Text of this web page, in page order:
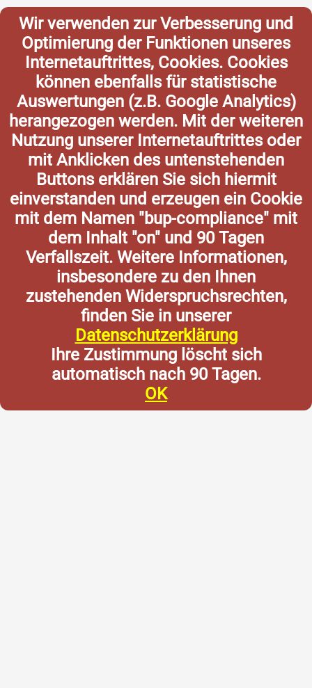
Wir verwenden zur Verbesserung und
Optimierung der Funktionen unseres
Internetauftrittes, Cookies. Cookies
können ebenfalls für statistische
Auswertungen (z.B. Google Analytics)
herangezogen werden. Mit der weiteren
Nutzung unserer Internetauftrittes oder
mit Anklicken des untenstehenden
Buttons erklären Sie sich hiermit
einverstanden und erzeugen ein Cookie
mit dem Namen "bup-compliance" mit
dem Inhalt "on" und 90 Tagen
Verfallszeit. Weitere Informationen,
insbesondere zu den Ihnen
zustehenden Widerspruchsrechten,
finden Sie in unserer
Datenschutzerklärung
Ihre Zustimmung löscht sich
automatisch nach 90 Tagen.
OK